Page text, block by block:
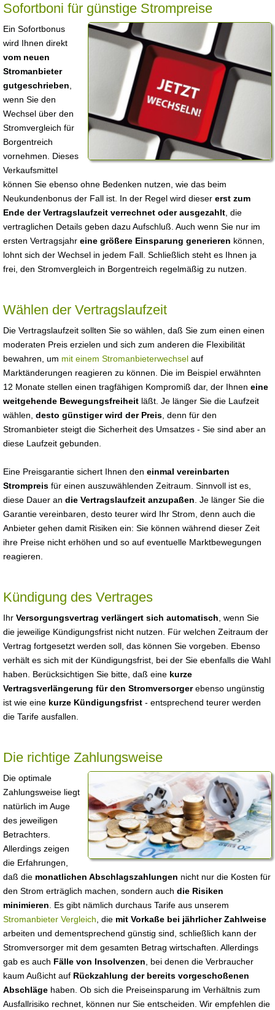
Sofortboni für günstige Strompreise
Ein Sofortbonus
wird Ihnen direkt
vom neuen
Stromanbieter
gutgeschrieben
wenn Sie den
Wechsel über den
Stromvergleich für
Borgentreich
vornehmen. Dieses
Verkaufsmittel
können Sie ebenso ohne Bedenken nutzen, wie das beim
Neukundenbonus der Fall ist. In der Regel wird dieser erst zum
Ende der Vertragslaufzeit verrechnet oder ausgezahlt , die
vertraglichen Details geben dazu Aufschluß. Auch wenn Sie nur im
ersten Vertragsjahr eine größere Einsparung generieren können,
lohnt sich der Wechsel in jedem Fall. Schließlich steht es Ihnen ja
frei, den Stromvergleich in Borgentreich regelmäßig zu nutzen.
Wählen der Vertragslaufzeit
Die Vertragslaufzeit sollten Sie so wählen, daß Sie zum einen einen
moderaten Preis erzielen und sich zum anderen die Flexibilität
bewahren, um mit einem Stromanbieterwechsel auf
Marktänderungen reagieren zu können. Die im Beispiel erwähnten
12 Monate stellen einen tragfähigen Kompromiß dar, der Ihnen eine
weitgehende Bewegungsfreiheit läßt. Je länger Sie die Laufzeit
wählen, desto günstiger wird der Preis , denn für den
Stromanbieter steigt die Sicherheit des Umsatzes - Sie sind aber an
diese Laufzeit gebunden.
Eine Preisgarantie sichert Ihnen den einmal vereinbarten
Strompreis für einen auszuwählenden Zeitraum. Sinnvoll ist es,
diese Dauer an die Vertragslaufzeit anzupaßen . Je länger Sie die
Garantie vereinbaren, desto teurer wird Ihr Strom, denn auch die
Anbieter gehen damit Risiken ein: Sie können während dieser Zeit
ihre Preise nicht erhöhen und so auf eventuelle Marktbewegungen
reagieren.
Kündigung des Vertrages
Ihr Versorgungsvertrag verlängert sich automatisch , wenn Sie
die jeweilige Kündigungsfrist nicht nutzen. Für welchen Zeitraum der
Vertrag fortgesetzt werden soll, das können Sie vorgeben. Ebenso
verhält es sich mit der Kündigungsfrist, bei der Sie ebenfalls die Wahl
haben. Berücksichtigen Sie bitte, daß eine kurze
Vertragsverlängerung für den Stromversorgerebenso ungünstig
ist wie eine kurze Kündigungsfrist - entsprechend teurer werden
die Tarife ausfallen.
Die richtige Zahlungsweise
Die optimale
Zahlungsweise liegt
natürlich im Auge
des jeweiligen
Betrachters.
Allerdings zeigen
die Erfahrungen,
daß die monatlichen Abschlagszahlungen nicht nur die Kosten für
den Strom erträglich machen, sondern auch die Risiken
minimieren . Es gibt nämlich durchaus Tarife aus unserem
Stromanbieter Vergleich , die mit Vorkaße bei jährlicher Zahlweise
arbeiten und dementsprechend günstig sind, schließlich kann der
Stromversorger mit dem gesamten Betrag wirtschaften. Allerdings
gab es auch Fälle von Insolvenzen , bei denen die Verbraucher
kaum Außicht auf Rückzahlung der bereits vorgeschoßenen
Abschläge haben. Ob sich die Preiseinsparung im Verhältnis zum
Ausfallrisiko rechnet, können nur Sie entscheiden. Wir empfehlen die